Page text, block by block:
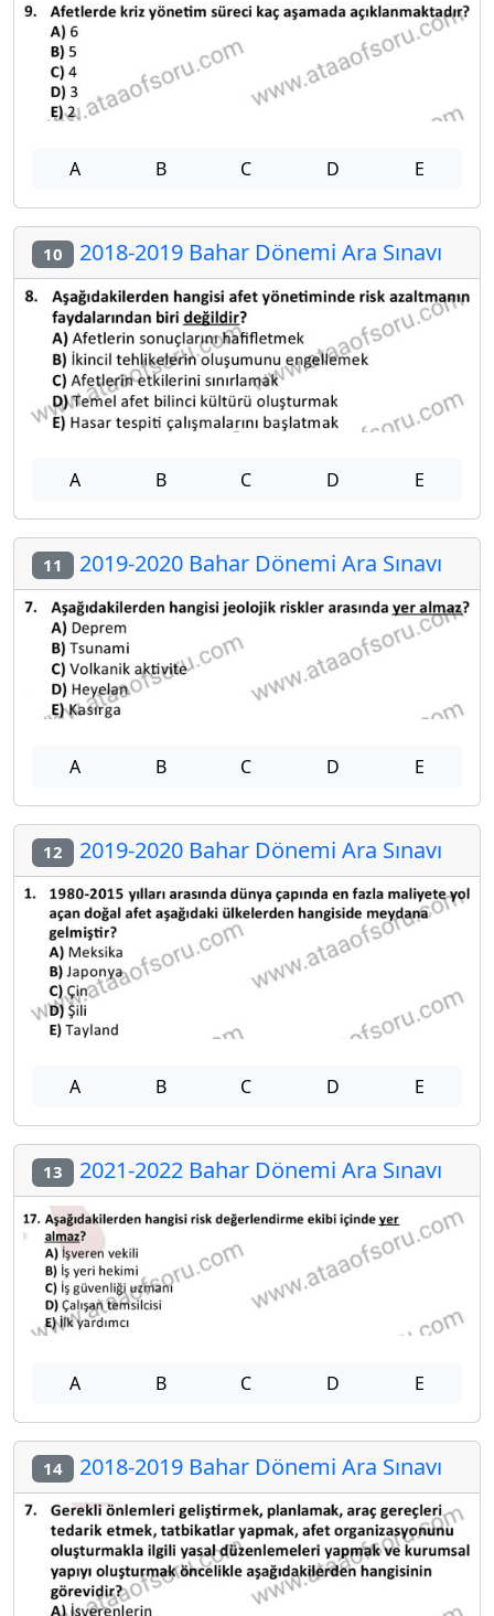
A B C D E
10 2018-2019 Bahar Dönemi Ara Sınavı
A B C D E
11 2019-2020 Bahar Dönemi Ara Sınavı
A B C D E
12 2019-2020 Bahar Dönemi Ara Sınavı
A B C D E
13 2021-2022 Bahar Dönemi Ara Sınavı
A B C D E
14 2018-2019 Bahar Dönemi Ara Sınavı